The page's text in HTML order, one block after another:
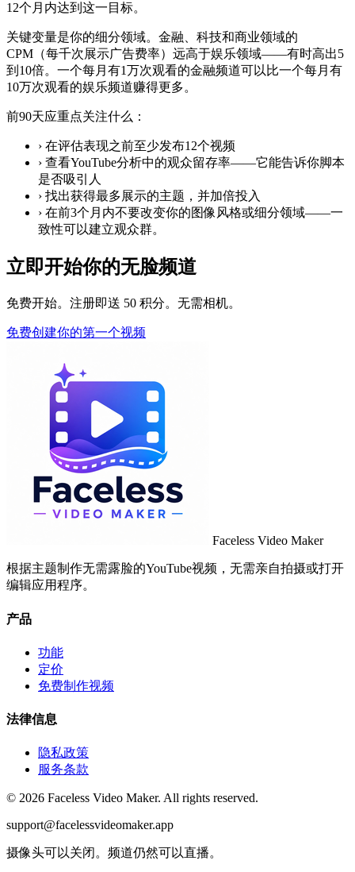
12个月内达到这一目标。
关键变量是你的细分领域。金融、科技和商业领域的
CPM（每千次展示广告费率）远高于娱乐领域——有时高出5
到10倍。一个每月有1万次观看的金融频道可以比一个每月有
10万次观看的娱乐频道赚得更多。
前90天应重点关注什么：
› 在评估表现之前至少发布12个视频
› 查看YouTube分析中的观众留存率——它能告诉你脚本
是否吸引人
› 找出获得最多展示的主题，并加倍投入
› 在前3个月内不要改变你的图像风格或细分领域——一
致性可以建立观众群。
立即开始你的无脸频道
免费开始。注册即送 50 积分。无需相机。
免费创建你的第一个视频
Faceless Video Maker
根据主题制作无需露脸的YouTube视频，无需亲自拍摄或打开
编辑应用程序。
产品
功能
定价
免费制作视频
法律信息
隐私政策
服务条款
© 2026 Faceless Video Maker. All rights reserved.
support@facelessvideomaker.app
摄像头可以关闭。频道仍然可以直播。